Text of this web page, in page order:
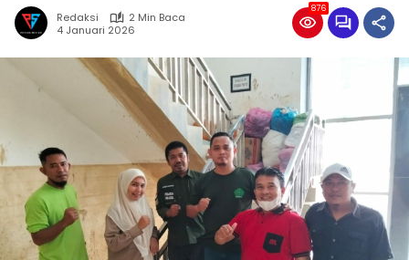
Redaksi
2 Min Baca
4 Januari 2026
876